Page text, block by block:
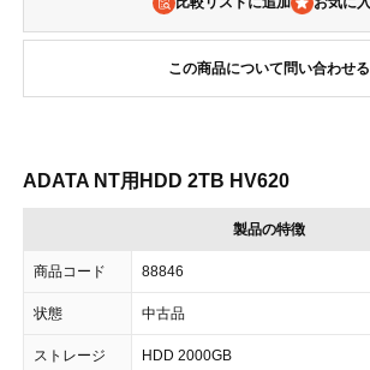
この商品について問い合わせる
ADATA NT用HDD 2TB HV620
製品の特徴
商品コード 88846
状態 中古品
ストレージ HDD 2000GB